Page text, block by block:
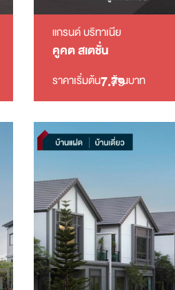
แกรนด์ บริทาเนีย
คูคต สเตชั่น
ราคาเริ่มต้น7.79
ล้านบาท